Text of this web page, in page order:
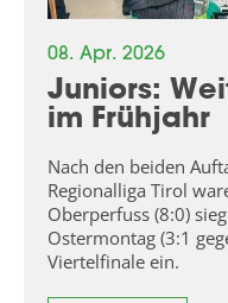
08. Apr. 2026
Juniors:
im Frühjahr
Nach den beiden
Regionalliga Tirol
Oberperfuss (8:0)
Ostermontag (3:1
Viertelfinale ein.